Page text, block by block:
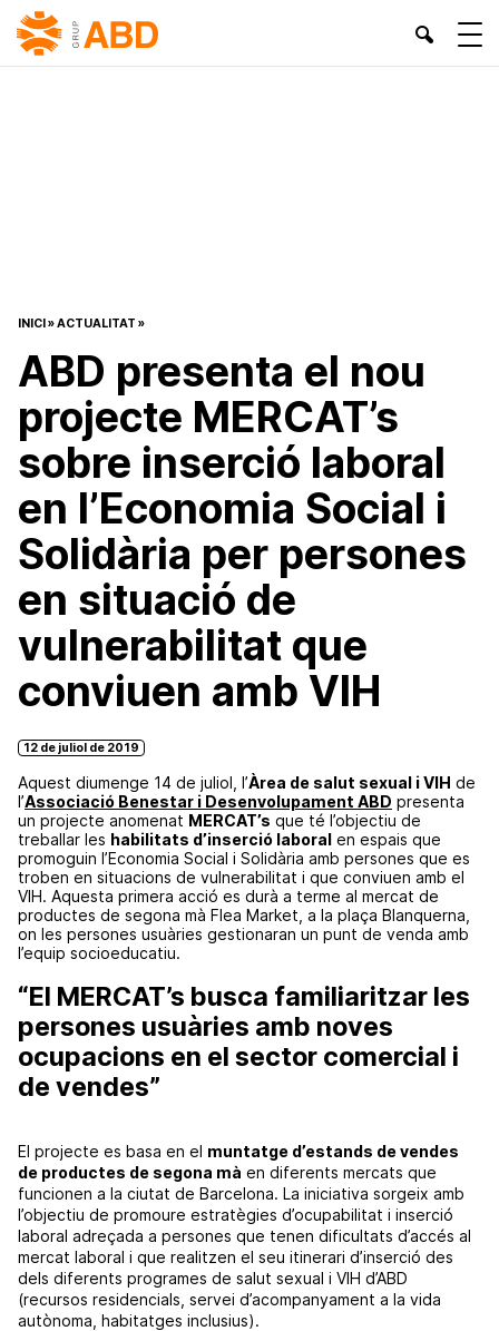
INICI»ACTUALITAT »
ABD presenta el nou
projecte MERCAT’s
sobre inserció laboral
en l’Economia Social i
Solidària per persones
en situació de
vulnerabilitat que
conviuen amb VIH
12 de juliol de 2019
Aquest diumenge 14 de juliol, l’Àrea de salut sexual i VIH de
l’Associació Benestar i Desenvolupament ABD presenta
un projecte anomenat MERCAT’s que té l’objectiu de
treballar les habilitats d’inserció laboral en espais que
promoguin l’Economia Social i Solidària amb persones que es
troben en situacions de vulnerabilitat i que conviuen amb el
VIH. Aquesta primera acció es durà a terme al mercat de
productes de segona mà Flea Market, a la plaça Blanquerna,
on les persones usuàries gestionaran un punt de venda amb
l’equip socioeducatiu.
“El MERCAT’s busca familiaritzar les
persones usuàries amb noves
ocupacions en el sector comercial i
de vendes”
El projecte es basa en el muntatge d’estands de vendes
de productes de segona mà en diferents mercats que
funcionen a la ciutat de Barcelona. La iniciativa sorgeix amb
l’objectiu de promoure estratègies d’ocupabilitat i inserció
laboral adreçada a persones que tenen dificultats d’accés al
mercat laboral i que realitzen el seu itinerari d’inserció des
dels diferents programes de salut sexual i VIH d’ABD
(recursos residencials, servei d’acompanyament a la vida
autònoma, habitatges inclusius).